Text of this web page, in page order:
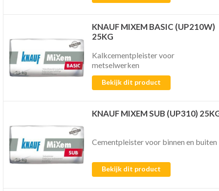
KNAUF MIXEM BASIC (UP210W)
25KG
Kalkcementpleister voor
metselwerken
Bekijk dit product
KNAUF MIXEM SUB (UP310)
Cementpleister voor binnen en buiten
Bekijk dit product